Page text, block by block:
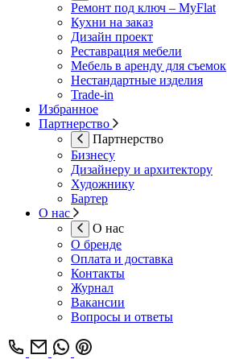
Ремонт под ключ – MyFlat
Кухни на заказ
Дизайн проект
Реставрация мебели
Мебель в аренду для съемок
Нестандартные изделия
Trade-in
Избранное
Партнерство
Партнерство
Бизнесу
Дизайнеру и архитектору
Художнику
Бартер
О нас
О нас
О бренде
Оплата и доставка
Контакты
Журнал
Вакансии
Вопросы и ответы